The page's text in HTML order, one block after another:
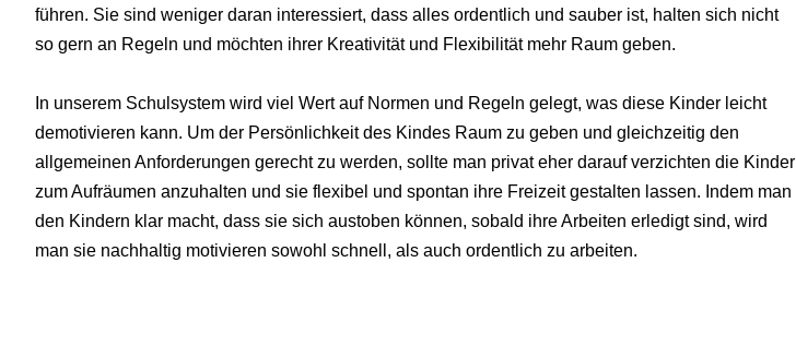
führen. Sie sind weniger daran interessiert, dass alles ordentlich und sauber ist, halten sich nicht
so gern an Regeln und möchten ihrer Kreativität und Flexibilität mehr Raum geben.
In unserem Schulsystem wird viel Wert auf Normen und Regeln gelegt, was diese Kinder leicht
demotivieren kann. Um der Persönlichkeit des Kindes Raum zu geben und gleichzeitig den
allgemeinen Anforderungen gerecht zu werden, sollte man privat eher darauf verzichten die Kinder
zum Aufräumen anzuhalten und sie flexibel und spontan ihre Freizeit gestalten lassen. Indem man
den Kindern klar macht, dass sie sich austoben können, sobald ihre Arbeiten erledigt sind, wird
man sie nachhaltig motivieren sowohl schnell, als auch ordentlich zu arbeiten.